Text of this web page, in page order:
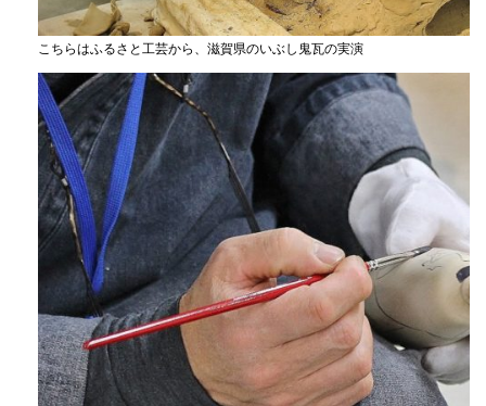
こちらはふるさと工芸から、滋賀県のいぶし鬼瓦の実演